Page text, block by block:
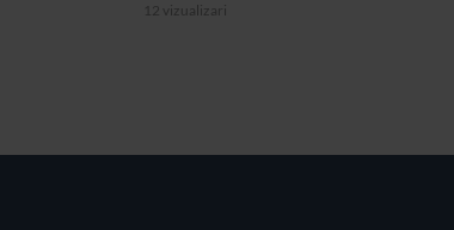
12 vizualizari